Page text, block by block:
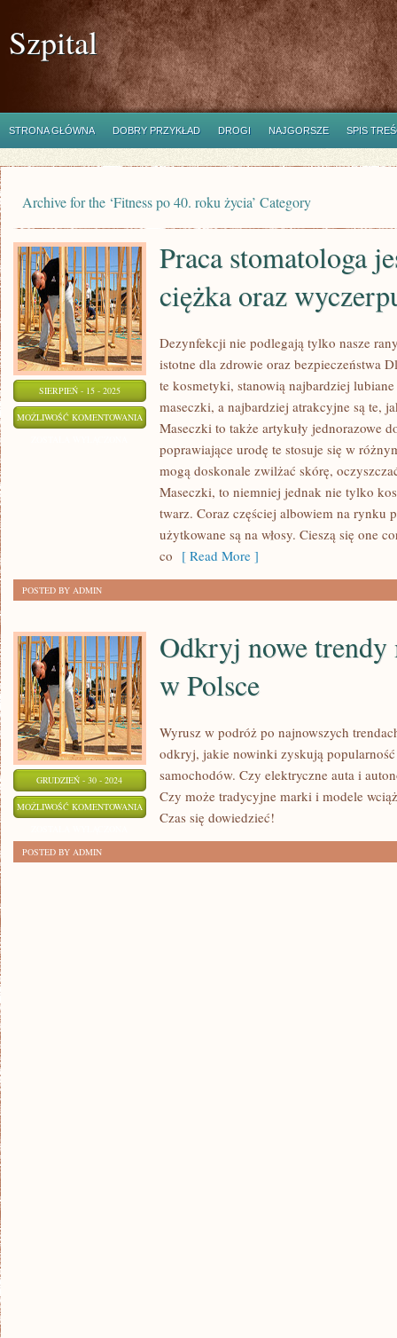
Szpital
STRONA GŁÓWNA DOBRY PRZYKŁAD DROGI NAJGORSZE SPIS
Archive for the ‘Fitness po 40. roku życia’ Category
SIERPIEŃ - 15 - 2025
MOŻLIWOŚĆ KOMENTOWANIA
JEST
NADZWYCZAJ
WYCZERPUJĄCA
Praca stomatologa
ciężka oraz
Dezynfekcji nie podlegają tylko nasze
istotne dla zdrowie oraz bezpieczeństwa
te kosmetyki, stanowią najbardziej
maseczki, a najbardziej atrakcyjne są te,
Maseczki to także artykuły jednorazowe
poprawiające urodę te stosuje się w
mogą doskonale zwilżać skórę,
Maseczki, to niemniej jednak nie tylko
twarz. Coraz częściej albowiem na rynku
użytkowane są na włosy. Cieszą się one
co [ Read More ]
POSTED BY ADMIN
GRUDZIEŃ - 30 - 2024
MOŻLIWOŚĆ KOMENTOWANIA ODKRYJ
Odkryj nowe
w Polsce
Wyrusz w podróż po najnowszych
odkryj, jakie nowinki zyskują
samochodów. Czy elektryczne auta i
Czy może tradycyjne marki i modele
Czas się dowiedzieć!
POSTED BY ADMIN